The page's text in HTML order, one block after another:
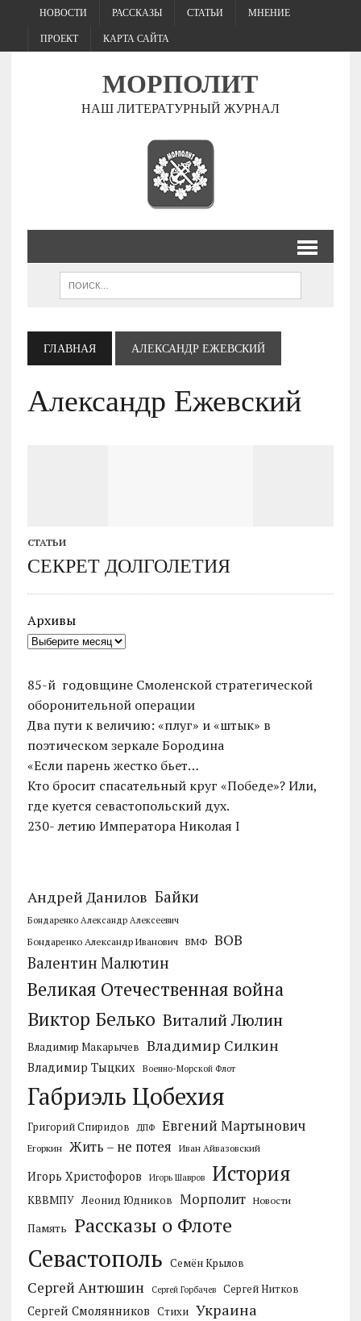
НОВОСТИ РАССКАЗЫ СТАТЬИ МНЕНИЕ
ПРОЕКТ КАРТА САЙТА
МОРПОЛИТ
НАШ ЛИТЕРАТУРНЫЙ ЖУРНАЛ
ГЛАВНАЯ АЛЕКСАНДР ЕЖЕВСКИЙ
Александр Ежевский
СТАТЬИ
СЕКРЕТ ДОЛГОЛЕТИЯ
Архивы
85-й годовщине Смоленской стратегической
оборонительной операции
Два пути к величию: «плуг» и «штык» в
поэтическом зеркале Бородина
«Если парень жестко бьет…
Кто бросит спасательный круг «Победе»? Или,
где куется севастопольский дух.
230- летию Императора Николая I
Андрей Данилов Байки
Бондаренко Александр Алексеевич
Бондаренко Александр Иванович ВМФ ВОВ
Валентин Малютин
Великая Отечественная война
Виктор Белько Виталий Люлин
Владимир Макарычев Владимир Силкин
Владимир Тыцких Военно-Морской Флот
Габриэль Цобехия
Григорий Спиридов ДПФ Евгений Мартынович
Егоркин Жить – не потея Иван Айвазовский
Игорь Христофоров Игорь Шавров История
КВВМПУ Леонид Юдников Морполит Новости
Память Рассказы о Флоте
Севастополь Семён Крылов
Сергей Антюшин Сергей Горбачев Сергей Нитков
Сергей Смолянников Стихи Украина